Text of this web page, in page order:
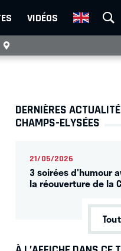
VIDÉOS
DERNIÈRES
CHAMPS-ELYSÉES
21/05/2026
3 soirées d'humour
la réouverture de la